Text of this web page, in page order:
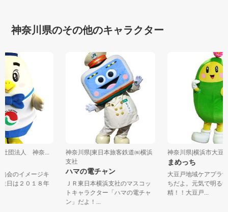
神奈川県のその他のキャラクター
社団法人 神奈...
協会のイメージキ
生日は２０１８年
神奈川県|東日本旅客鉄道㈱横浜
支社
ハマの電チャン
ＪＲ東日本横浜支社のマスコッ
トキャラクター「ハマの電チャ
ン」だよ！...
神奈川県|横浜市大
まめっち
大豆戸地域ケアプ
ちだよ。元気で明
精！！大豆戸...